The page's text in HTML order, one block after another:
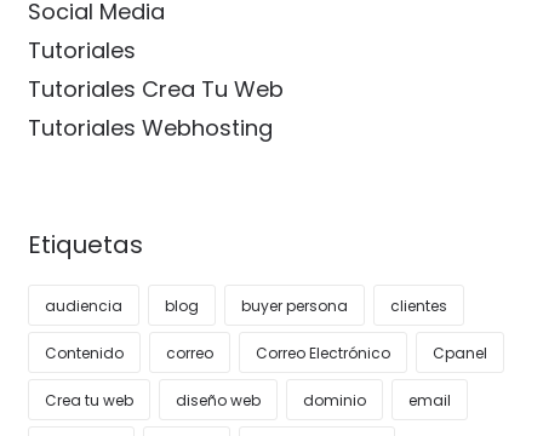
Social Media
Tutoriales
Tutoriales Crea Tu Web
Tutoriales Webhosting
Etiquetas
audiencia blog buyer persona clientes
Contenido correo Correo Electrónico Cpanel
Crea tu web diseño web dominio email